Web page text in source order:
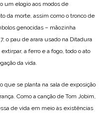
um elogio aos modos de
da morte, assim como o tronco de
genocidas – mãozinha
o pau de arara usado na Ditadura
a ferro e a fogo, todo o ato
da vida.
que se planta na sala de exposição
Como a canção de Tom Jobim,
de vida em meio às existências